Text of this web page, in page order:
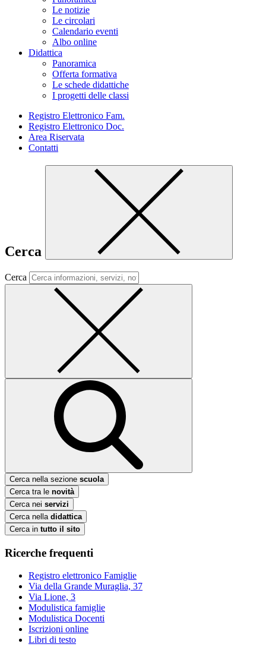
Le notizie
Le circolari
Calendario eventi
Albo online
Didattica
Panoramica
Offerta formativa
Le schede didattiche
I progetti delle classi
Registro Elettronico Fam.
Registro Elettronico Doc.
Area Riservata
Contatti
Cerca
Cerca
Cerca nella sezione scuola
Cerca tra le novità
Cerca nei servizi
Cerca nella didattica
Cerca in tutto il sito
Ricerche frequenti
Registro elettronico Famiglie
Via della Grande Muraglia, 37
Via Lione, 3
Modulistica famiglie
Modulistica Docenti
Iscrizioni online
Libri di testo